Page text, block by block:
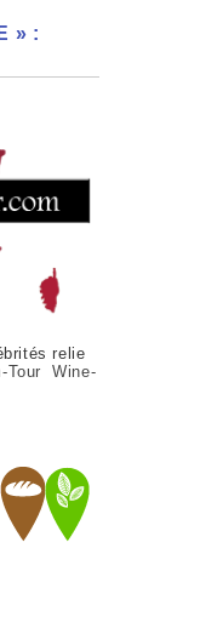
» :
relie
Tour Wine-